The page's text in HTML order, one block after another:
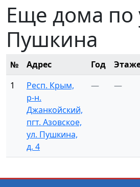
Еще дома по
Пушкина
№ Адрес Год
1
Респ. Крым,
р-н.
Джанкойский,
пгт. Азовское,
ул. Пушкина,
д. 4
— —